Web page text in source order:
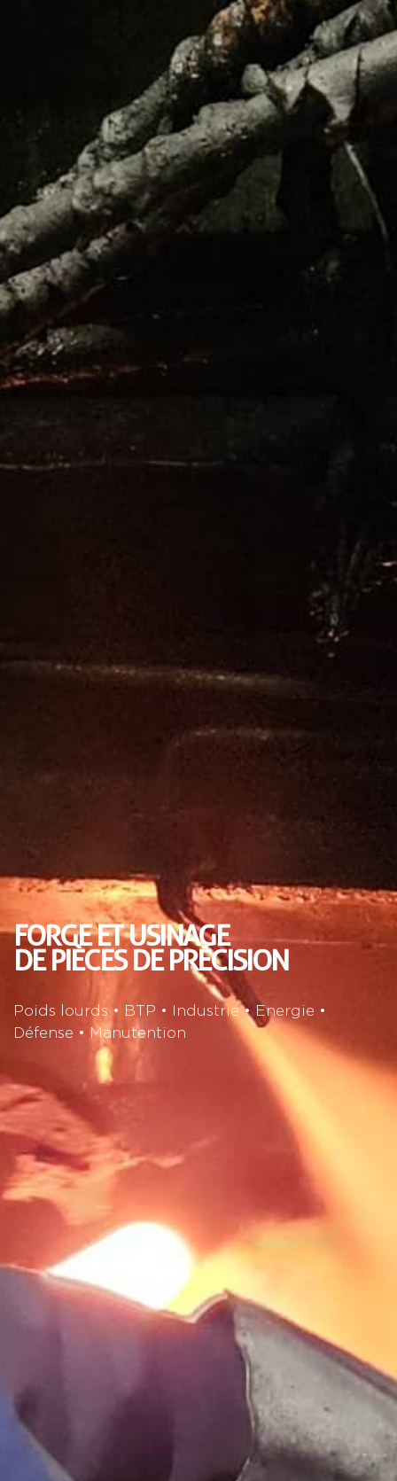
FORGE ET USINAGE
DE PIÈCES DE PRÉCISION
Poids lourds • BTP • Industrie • Energie •
Défense • Manutention